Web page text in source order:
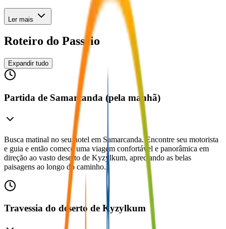
Ler mais
Roteiro do Passeio
Expandir tudo
Partida de Samarcanda (pela manhã)
Busca matinal no seu hotel em Samarcanda. Encontre seu motorista
e guia e então comece uma viagem confortável e panorâmica em
direção ao vasto deserto de Kyzylkum, apreciando as belas
paisagens ao longo do caminho.
Travessia do deserto de Kyzylkum